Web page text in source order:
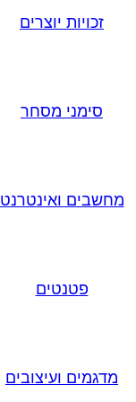
זכויות יוצרים
סימני מסחר
מחשבים ואינטרנט
פטנטים
מדגמים ועיצובים